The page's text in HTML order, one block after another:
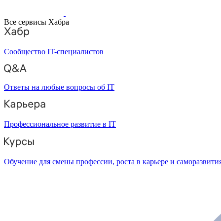
Все сервисы Хабра
Сообщество IT-специалистов
Ответы на любые вопросы об IT
Профессиональное развитие в IT
Обучение для смены профессии, роста в карьере и